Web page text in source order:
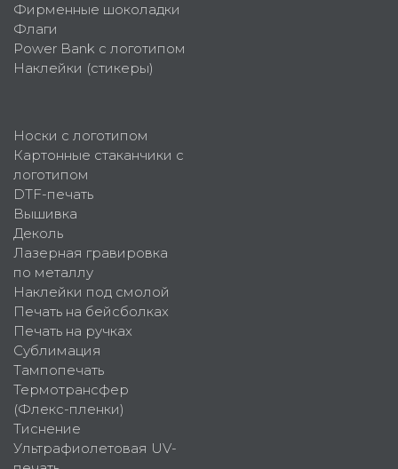
Фирменные шоколадки
Флаги
Power Bank с логотипом
Наклейки (стикеры)
Носки с логотипом
Картонные стаканчики с
логотипом
DTF-печать
Вышивка
Деколь
Лазерная гравировка
по металлу
Наклейки под смолой
Печать на бейсболках
Печать на ручках
Сублимация
Тампопечать
Термотрансфер
(Флекс-пленки)
Тиснение
Ультрафиолетовая UV-